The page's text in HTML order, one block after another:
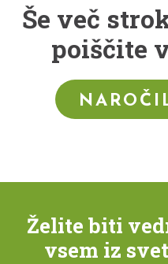
Še več
poiščite
Želite biti
vsem iz